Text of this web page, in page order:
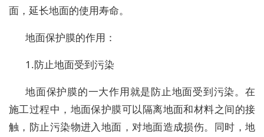
面，延长地面的使用寿命。
地面保护膜的作用：
1.防止地面受到污染
地面保护膜的一大作用就是防止地面受到污染。在
施工过程中，地面保护膜可以隔离地面和材料之间的接
触，防止污染物进入地面，对地面造成损伤。同时，地